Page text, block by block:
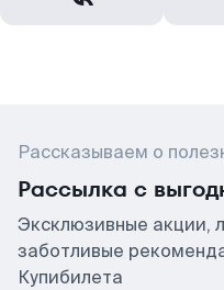
Рассказываем о
Рассылка с
Эксклюзивные акции,
заботливые
Купибилета